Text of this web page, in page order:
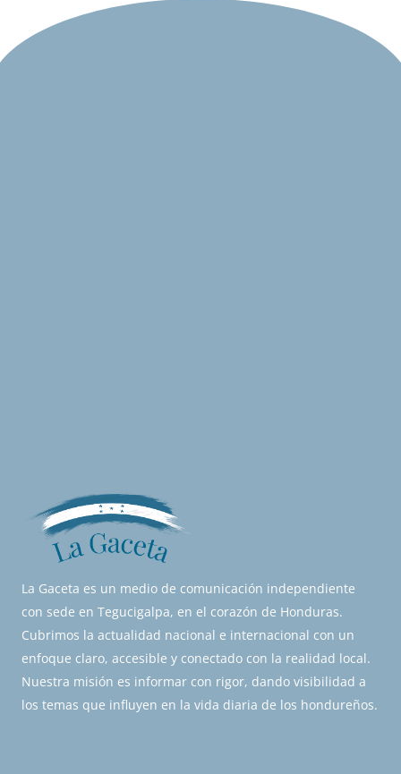
La Gaceta es un medio de comunicación independiente
con sede en Tegucigalpa, en el corazón de Honduras.
Cubrimos la actualidad nacional e internacional con un
enfoque claro, accesible y conectado con la realidad local.
Nuestra misión es informar con rigor, dando visibilidad a
los temas que influyen en la vida diaria de los hondureños.